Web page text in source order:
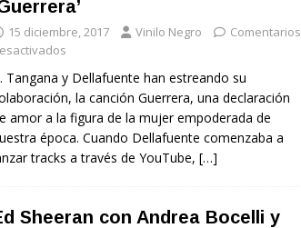
15 diciembre, 2017 Vinilo Negro
Comentarios
Tangana y Dellafuente han estreando su
la canción Guerrera, una declaración
amor a la figura de la mujer empoderada de
época. Cuando Dellafuente comenzaba a
tracks a través de YouTube, […]
Sheeran con Andrea Bocelli y